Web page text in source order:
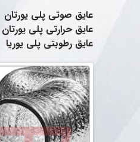
عایق صوتی پلی یورتان
عایق حرارتی پلی یورتان
عایق رطوبتی پلی یوریا